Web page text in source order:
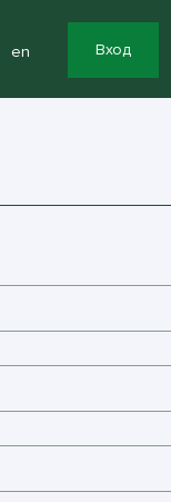
en Вход